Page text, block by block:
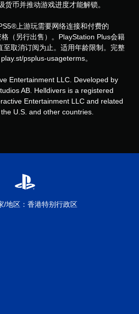
货币并推动游戏进度才能解锁。
上游玩需要网络连接和付费的
（另行出售）。PlayStation Plus会籍
至取消订阅为止。适用年龄限制。完整
psplus-usageterms。
Entertainment LLC. Developed by
AB. Helldivers is a registered
Entertainment LLC and related
U.S. and other countries.
/地区：香港特别行政区